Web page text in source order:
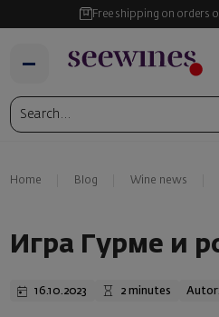
Free shipping on orders
Home Blog Wine news
Игра Гурме и
16.10.2023 2 minutes